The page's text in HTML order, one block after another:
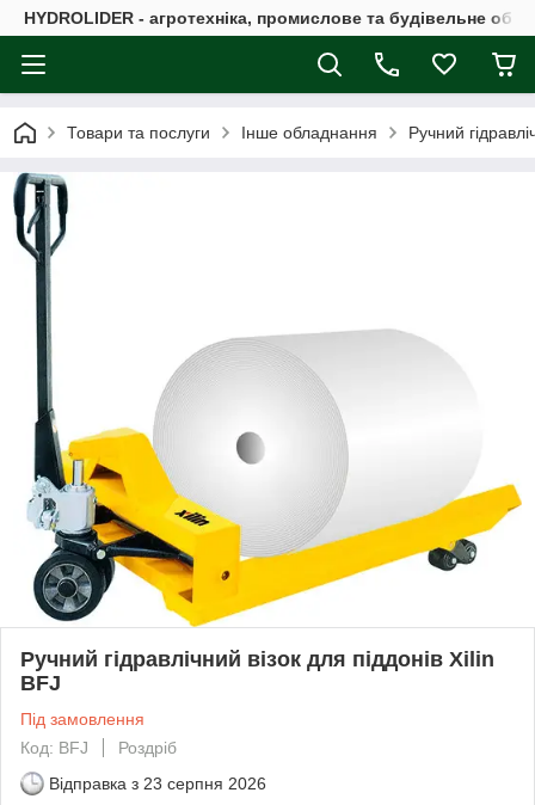
HYDROLIDER - агротехніка, промислове та будівельне
Товари та послуги Інше обладнання Ручний
Ручний гідравлічний візок для піддонів Xilin
BFJ
Під замовлення
Код: BFJ
Роздріб
Відправка з 23 серпня 2026